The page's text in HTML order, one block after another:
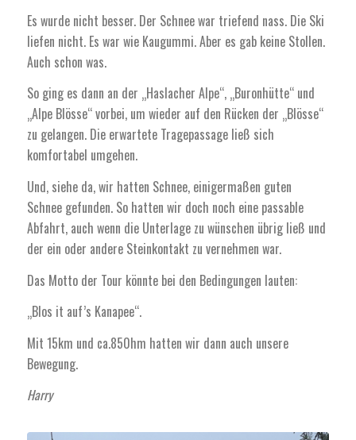
Es wurde nicht besser. Der Schnee war triefend nass. Die Ski
liefen nicht. Es war wie Kaugummi. Aber es gab keine Stollen.
Auch schon was.
So ging es dann an der „Haslacher Alpe“, „Buronhütte“ und
„Alpe Blösse“ vorbei, um wieder auf den Rücken der „Blösse“
zu gelangen. Die erwartete Tragepassage ließ sich
komfortabel umgehen.
Und, siehe da, wir hatten Schnee, einigermaßen guten
Schnee gefunden. So hatten wir doch noch eine passable
Abfahrt, auch wenn die Unterlage zu wünschen übrig ließ und
der ein oder andere Steinkontakt zu vernehmen war.
Das Motto der Tour könnte bei den Bedingungen lauten:
„Blos it auf’s Kanapee“.
Mit 15km und ca.850hm hatten wir dann auch unsere
Bewegung.
Harry